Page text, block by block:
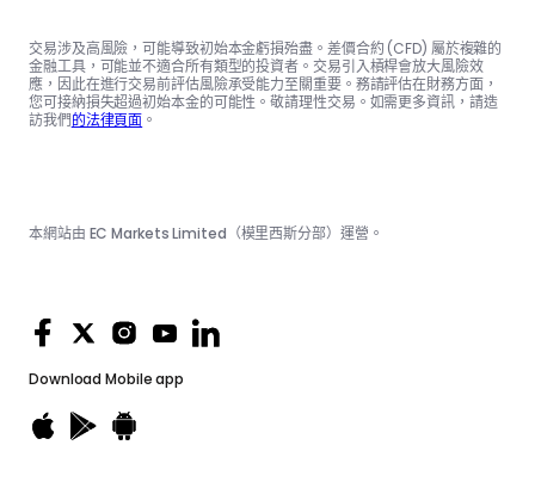
交易涉及高風險，可能導致初始本金虧損殆盡。差價合約 (CFD) 屬於複雜的
金融工具，可能並不適合所有類型的投資者。交易引入槓桿會放大風險效
應，因此在進行交易前評估風險承受能力至關重要。務請評估在財務方面，
您可接納損失超過初始本金的可能性。敬請理性交易。如需更多資訊，請造
訪我們的法律頁面 。
Download Mobile app
本網站由 EC Markets Limited（模里西斯分部）運營。